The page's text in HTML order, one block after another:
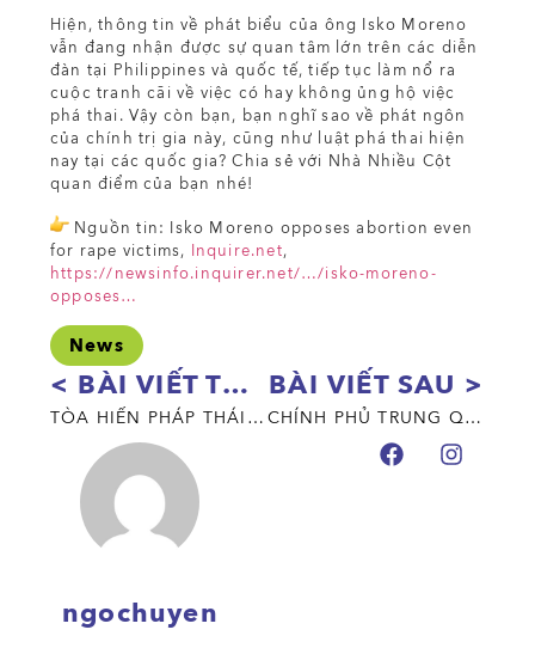
Hiện, thông tin về phát biểu của ông Isko Moreno
vẫn đang nhận được sự quan tâm lớn trên các diễn
đàn tại Philippines và quốc tế, tiếp tục làm nổ ra
cuộc tranh cãi về việc có hay không ủng hộ việc
phá thai. Vậy còn bạn, bạn nghĩ sao về phát ngôn
của chính trị gia này, cũng như luật phá thai hiện
nay tại các quốc gia? Chia sẻ với Nhà Nhiều Cột
quan điểm của bạn nhé!
Nguồn tin: Isko Moreno opposes abortion even
for rape victims, Inquire.net,
https://newsinfo.inquirer.net/…/isko-moreno-
opposes…
News
< BÀI VIẾT TRƯỚC
TÒA HIẾN PHÁP THÁI LAN BÁC BỎ HỢP PHÁP HÓA HÔN NHÂN ĐỒNG GIỚI
BÀI VIẾT SAU >
CHÍNH PHỦ TRUNG QUỐC CẮT BỎ CẢNH “LỆCH CHUẨN VỀ GIỚI” TRONG BỘ SITCOM “FRIENDS”
ngochuyen